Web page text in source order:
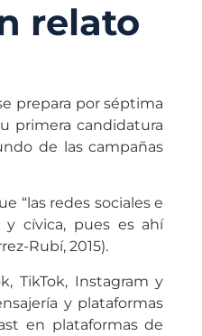
relato
prepara por séptima
primera candidatura
de las campañas
“las redes sociales e
cívica, pues es ahí
Rubí, 2015).
TikTok, Instagram y
y plataformas
en plataformas de